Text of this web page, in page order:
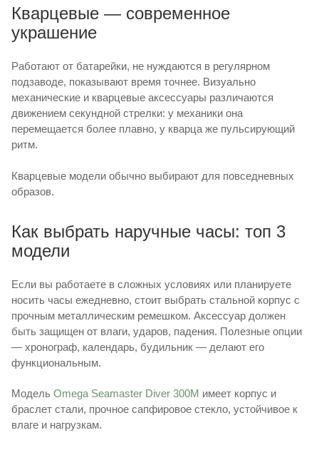
Кварцевые — современное
украшение
Работают от батарейки, не нуждаются в регулярном
подзаводе, показывают время точнее. Визуально
механические и кварцевые аксессуары различаются
движением секундной стрелки: у механики она
перемещается более плавно, у кварца же пульсирующий
ритм.
Кварцевые модели обычно выбирают для повседневных
образов.
Как выбрать наручные часы: топ 3
модели
Если вы работаете в сложных условиях или планируете
носить часы ежедневно, стоит выбрать стальной корпус с
прочным металлическим ремешком. Аксессуар должен
быть защищен от влаги, ударов, падения. Полезные опции
— хронограф, календарь, будильник — делают его
функциональным.
Модель Omega Seamaster Diver 300M имеет корпус и
браслет стали, прочное сапфировое стекло, устойчивое к
влаге и нагрузкам.